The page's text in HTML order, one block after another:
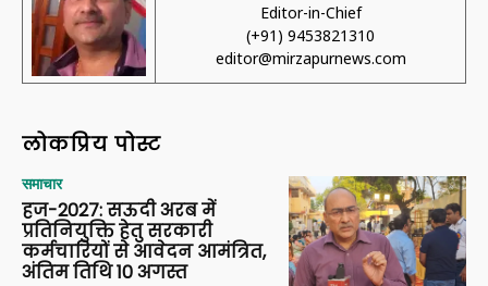
Editor-in-Chief
(+91) 9453821310
editor@mirzapurnews.com
लोकप्रिय पोस्ट
समाचार
हज-2027: सऊदी अरब में
प्रतिनियुक्ति हेतु सरकारी
कर्मचारियों से आवेदन आमंत्रित,
अंतिम तिथि 10 अगस्त